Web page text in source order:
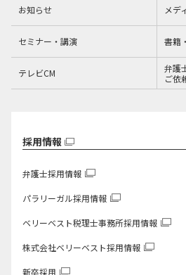
お知らせ メデ
セミナー・講演 書籍
テレビCM
弁護
ご依
採用情報
弁護士採用情報
パラリーガル採用情報
ベリーベスト税理士事務所採用情報
株式会社ベリーベスト採用情報
新卒採用